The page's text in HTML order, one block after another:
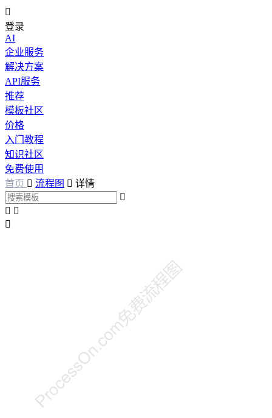

登录
AI
企业服务
解决方案
API服务
推荐
模板社区
价格
入门教程
知识社区
免费使用
首页  流程图  详情

 
